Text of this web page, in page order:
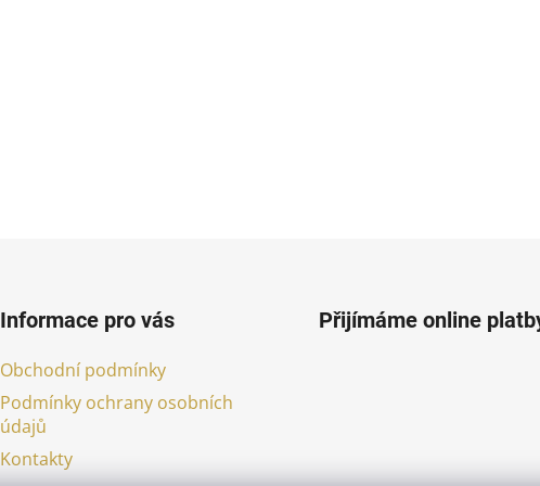
Informace pro vás
Obchodní podmínky
Podmínky ochrany osobních
údajů
Kontakty
Přijímáme online